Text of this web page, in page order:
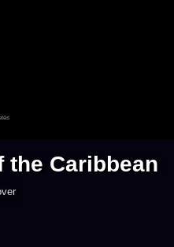
the Caribbean